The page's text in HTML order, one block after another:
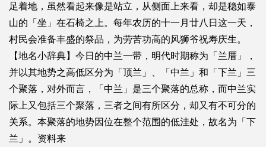
足着地，虽然看起来像是站立，从侧面上来看，却是稳如泰
山的「坐」在石椅之上。每年农历的十一月廿八日这一天，
村民会准备丰盛的祭品，为劳苦功高的风狮爷祝寿庆生。
【地名小辞典】今日的中兰一带，明代时期称为「兰厝」，
并以其地势之高低区分为「顶兰」、「中兰」和「下兰」三
个聚落，对外而言，「中兰」是三个聚落的总称，而中兰实
际上又包括三个聚落，三者之间有所区分，却又有不可分的
关系。本聚落的地势因位在整个范围的低洼处，故名为「下
兰」。资料来